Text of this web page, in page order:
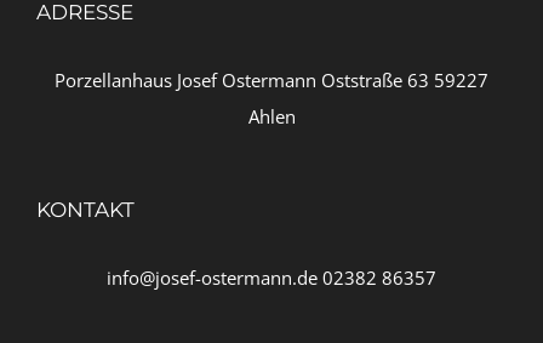
ADRESSE
Porzellanhaus Josef Ostermann Oststraße 63 59227
Ahlen
KONTAKT
info@josef-ostermann.de 02382 86357